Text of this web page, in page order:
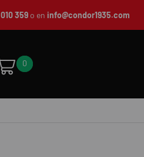
359o en info@condor1935.com
0